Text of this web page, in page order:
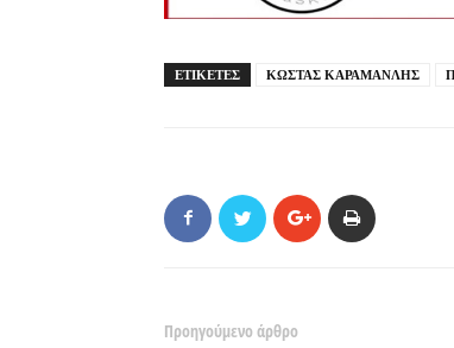
ΕΤΙΚΕΤΕΣ ΚΩΣΤΑΣ ΚΑΡΑΜΑΝΛΗΣ
Προηγούμενο άρθρο